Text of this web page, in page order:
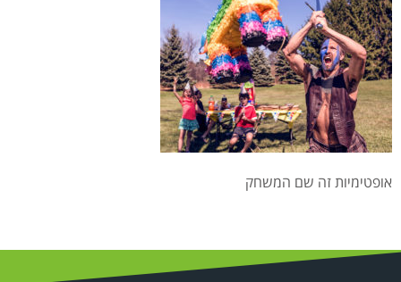
אופטימיות זה שם המשחק